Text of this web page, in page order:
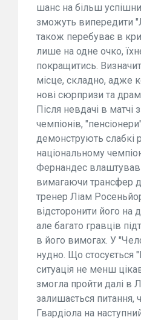
шанс на більш
зможуть випередити
також перебуває в
лише на одне очко,
покращитись.
місце, складно, адже
нові сюрпризи та
Після невдачі в матчі
чемпіонів,
демонструють слабкі
національному
Фернандес влаштував
вимагаючи трансфер
тренер Ліам
відсторонити його на
але багато гравців
в його вимогах. У
нудно. Що стосується
ситуація не менш
змогла пройти далі в
залишається питання,
Гвардіола на